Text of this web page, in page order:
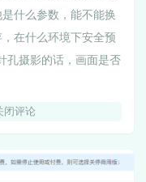
什么参数，能不能换
在什么环境下安全预
孔摄影的话，画面是否
闭评论